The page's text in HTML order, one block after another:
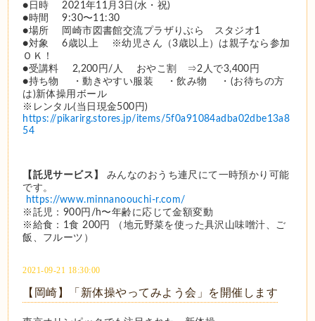
●日時 　2021年11月3日(水・祝)
●時間 　9:30〜11:30
●場所 　岡崎市図書館交流プラザりぶら　スタジオ1
●対象 　6歳以上 　※幼児さん（3歳以上）は親子なら参加
ＯＫ！
●受講料 　2,200円/人 　おやこ割　⇒2人で3,400円
●持ち物 　・動きやすい服装 　・飲み物 　・(お待ちの方
は)新体操用ボール
※レンタル(当日現金500円)
https://pikarirg.stores.jp/items/5f0a91084adba02dbe13a8
54
【託児サービス】
みんなのおうち連尺にて一時預かり可能
です。
https://www.minnanoouchi-r.com/
※託児：900円/h〜年齢に応じて金額変動
※給食：1食 200円 ​（地元野菜を使った具沢山味噌汁、ご
飯、フルーツ）
2021-09-21 18:30:00
【岡崎】「新体操やってみよう会」を開催します